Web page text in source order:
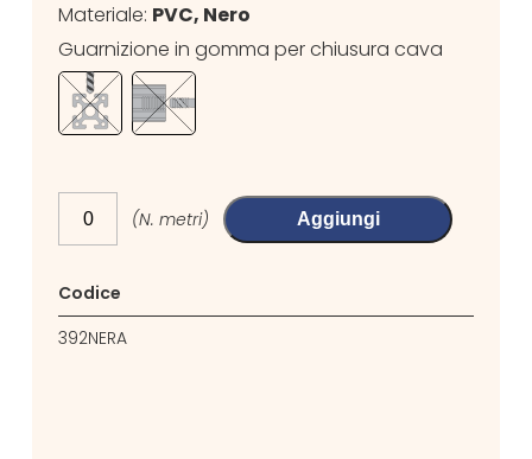
Materiale: PVC, Nero
Guarnizione in gomma per chiusura cava
(N. metri) Aggiungi
Codice
392NERA